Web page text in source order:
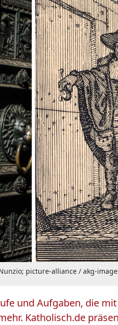
picture-alliance / akg-
und Aufgaben, die
Katholisch.de